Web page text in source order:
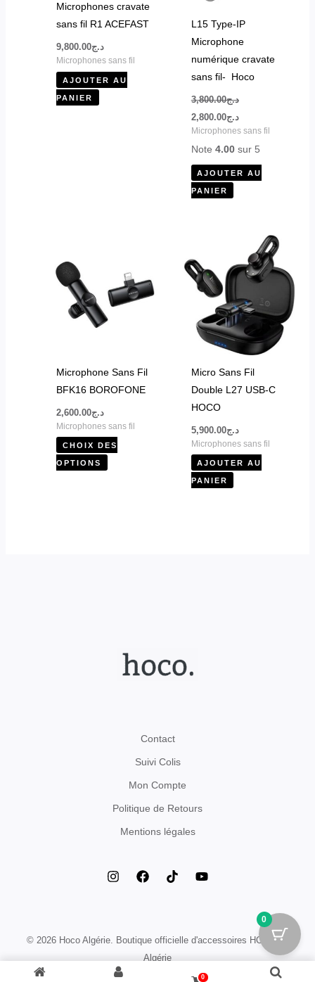
Microphones cravate
sans fil R1 ACEFAST
د.ج9,800.00
Microphones sans fil
AJOUTER AU
PANIER
L15 Type-IP
Microphone
numérique cravate
sans fil- Hoco
د.ج3,800.00
د.ج2,800.00
Microphones sans fil
Note 4.00sur 5
AJOUTER AU
PANIER
Microphone Sans Fil
BFK16 BOROFONE
د.ج2,600.00
Microphones sans fil
CHOIX DES
OPTIONS
plusieurs
la
page
du
Micro Sans Fil
Double L27 USB-C
HOCO
د.ج5,900.00
Microphones sans fil
AJOUTER AU
PANIER
Contact
Suivi Colis
Mon Compte
Politique de Retours
Mentions légales
© 2026 Hoco Algérie. Boutique officielle d'accessoires HOCO en
Algérie
0
0